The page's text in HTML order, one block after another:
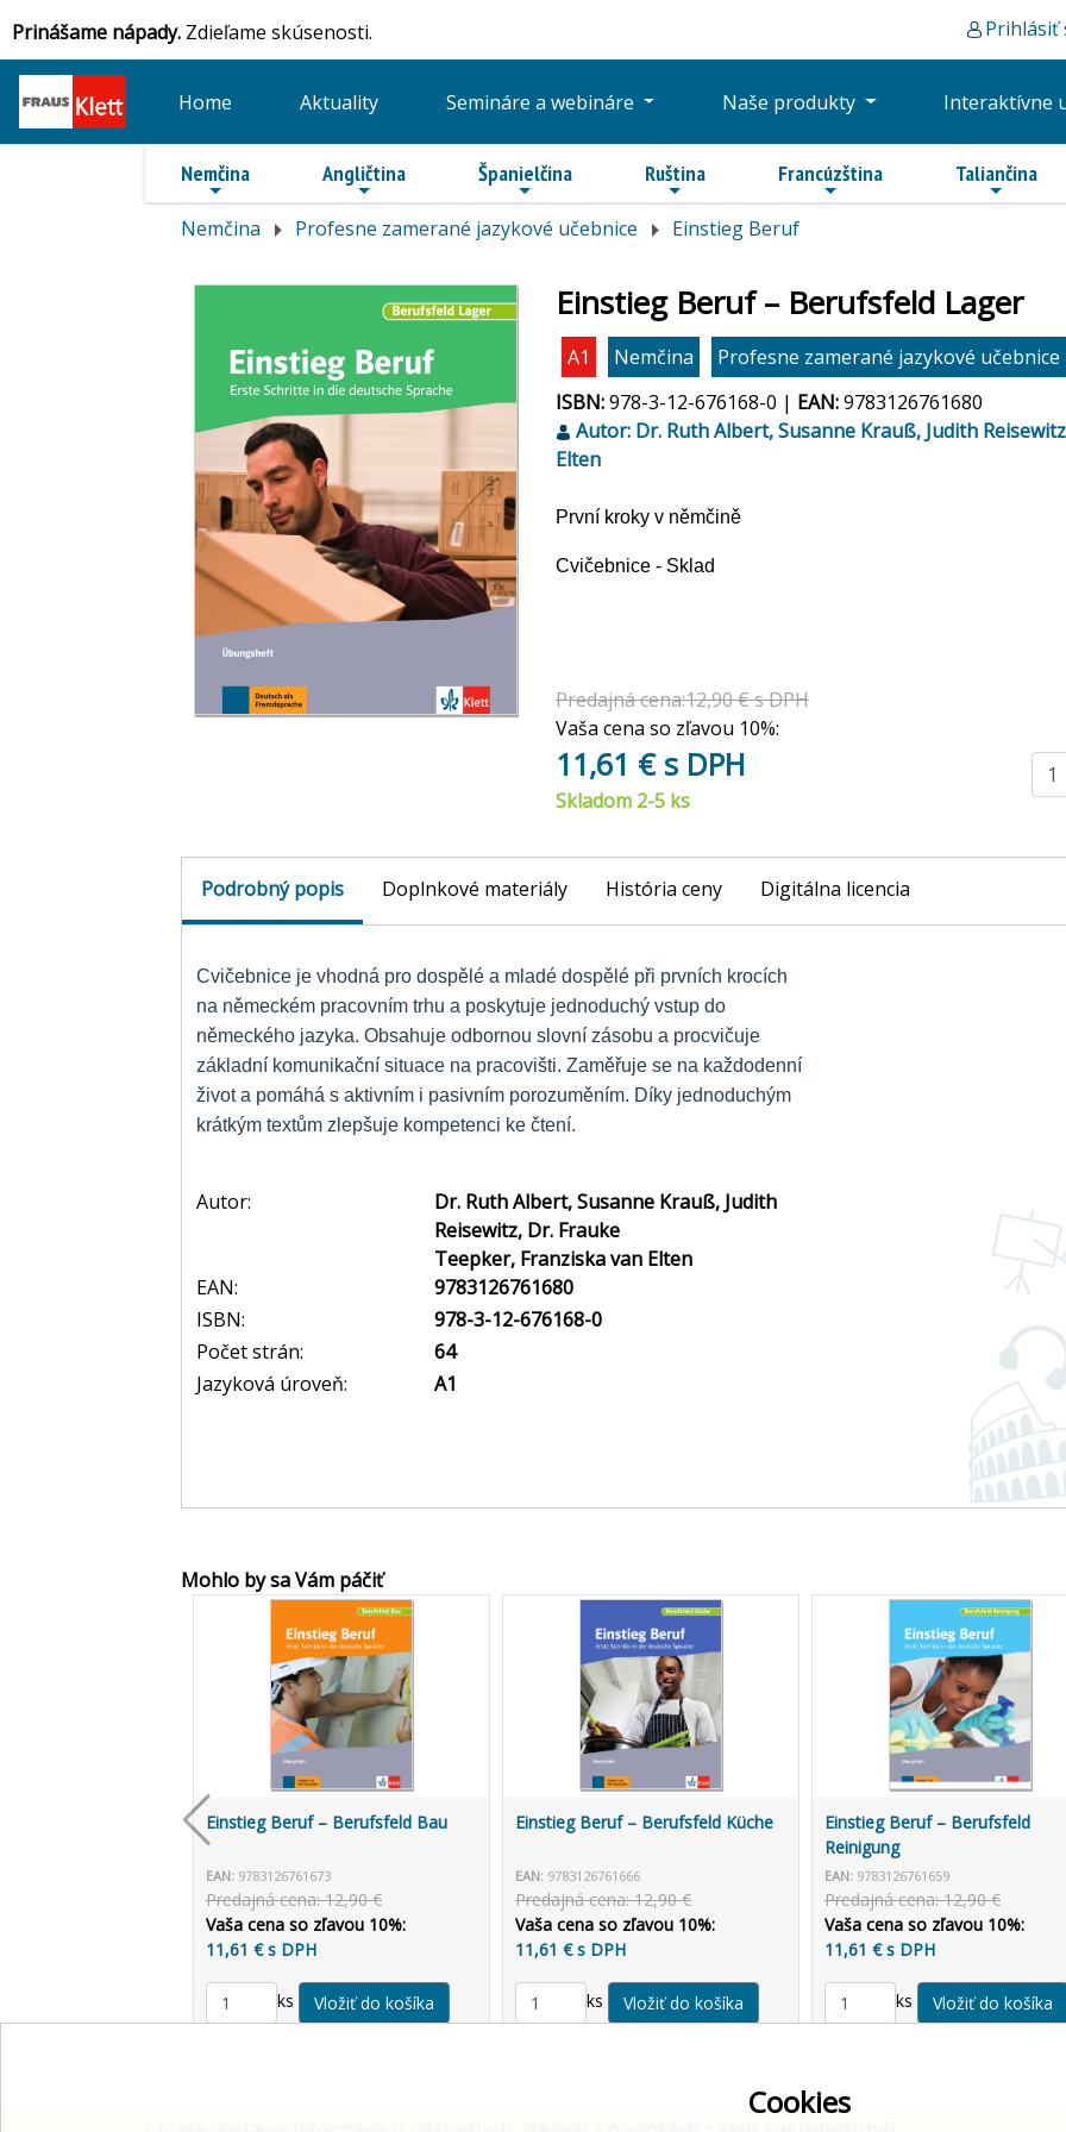
Prinášame nápady. Zdieľame skúsenosti. Prihlásiť
Home Aktuality Semináre a webináre Naše produkty Interaktívne
Nemčina Angličtina Španielčina Ruština Francúzština Taliančina
Nemčina Profesne zamerané jazykové učebnice Einstieg Beruf
Einstieg Beruf – Berufsfeld Lager
A1 Nemčina
Profesne zamerané jazykové učebnice
ISBN:978-3-12-676168-0 | EAN:9783126761680
Autor: Dr. Ruth Albert, Susanne Krauß, Judith
Elten
První kroky v němčině
Cvičebnice - Sklad
Predajná cena:12,90 € s DPH
Vaša cena so zľavou 10%:
11,61 € s DPH
Skladom 2-5 ks
Podrobný popis Doplnkové materiály História ceny Digitálna licencia
Cvičebnice je vhodná pro dospělé a mladé dospělé při prvních krocích
na německém pracovním trhu a poskytuje jednoduchý vstup do
německého jazyka. Obsahuje odbornou slovní zásobu a procvičuje
základní komunikační situace na pracovišti. Zaměřuje se na každodenní
život a pomáhá s aktivním i pasivním porozuměním. Díky jednoduchým
krátkým textům zlepšuje kompetenci ke čtení.
Autor:
Dr. Ruth Albert, Susanne Krauß, Judith
Reisewitz, Dr. Frauke
Teepker, Franziska van Elten
EAN:
9783126761680
ISBN:
978-3-12-676168-0
Počet strán:
64
Jazyková úroveň:
A1
Mohlo by sa Vám páčiť
Einstieg Beruf – Berufsfeld Bau
EAN: 9783126761673
Predajná cena: 12,90 €
Vaša cena so zľavou 10%:
11,61 € s DPH
ks
Einstieg Beruf – Berufsfeld Küche
EAN: 9783126761666
Predajná cena: 12,90 €
Vaša cena so zľavou 10%:
11,61 € s DPH
ks
Einstieg Beruf – Berufsfeld
Reinigung
EAN: 9783126761659
Predajná cena: 12,90 €
Vaša cena so zľavou 10%:
11,61 € s DPH
ks
Cookies